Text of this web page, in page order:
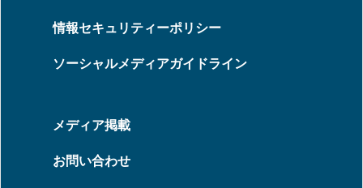
情報セキュリティーポリシー
ソーシャルメディアガイドライン
メディア掲載
お問い合わせ